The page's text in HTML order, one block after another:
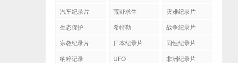
汽车纪录片
荒野求生
灾难纪录片
生态保护
希特勒
战争纪录片
宗教纪录片
日本纪录片
同性纪录片
纳粹记录
UFO
非洲纪录片